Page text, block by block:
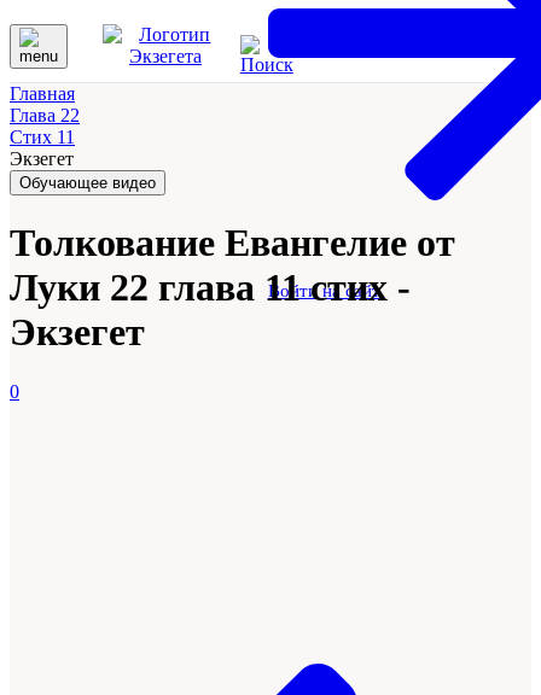
Войти на сайт
Главная
Глава 22
Стих 11
Экзегет
Обучающее видео
Толкование Евангелие от
Луки 22 глава 11 стих -
Экзегет
0